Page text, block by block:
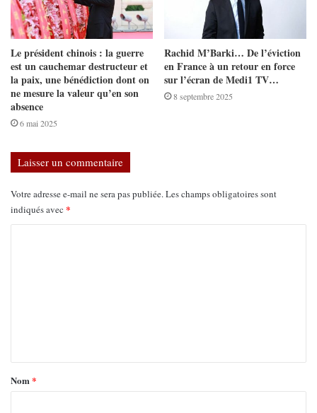
Le président chinois : la guerre
est un cauchemar destructeur et
la paix, une bénédiction dont on
ne mesure la valeur qu’en son
absence
6 mai 2025
Rachid M’Barki… De l’éviction
en France à un retour en force
sur l’écran de Medi1 TV…
8 septembre 2025
Laisser un commentaire
Votre adresse e-mail ne sera pas publiée.Les champs obligatoires sont
indiqués avec *
Nom*